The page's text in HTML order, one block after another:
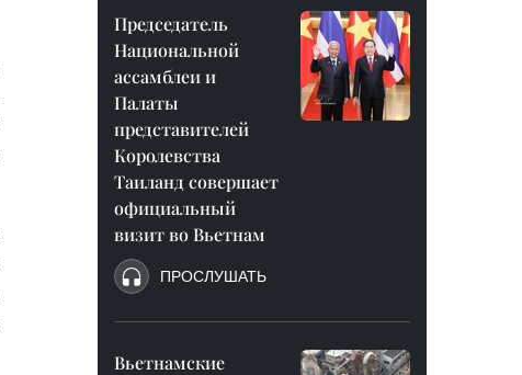
Председатель
Национальной
ассамблеи и
Палаты
представителей
Королевства
Таиланд совершает
официальный
визит во Вьетнам
ПРОСЛУШАТЬ
Вьетнамские